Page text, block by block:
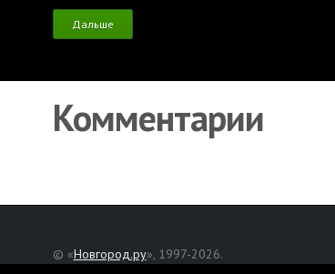
Дальше
Комментарии
© «Новгород.ру», 1997-2026.